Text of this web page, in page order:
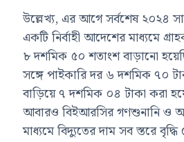
উল্লেখ্য, এর আগে সর্বশেষ ২০২৪
একটি নির্বাহী আদেশের মাধ্যমে
৮ দশমিক ৫০ শতাংশ বাড়ানো
সঙ্গে পাইকারি দর ৬ দশমিক ৭০
বাড়িয়ে ৭ দশমিক ০৪ টাকা করা
আবারও বিইআরসির গণশুনানি ও
মাধ্যমে বিদ্যুতের দাম সব স্তরে